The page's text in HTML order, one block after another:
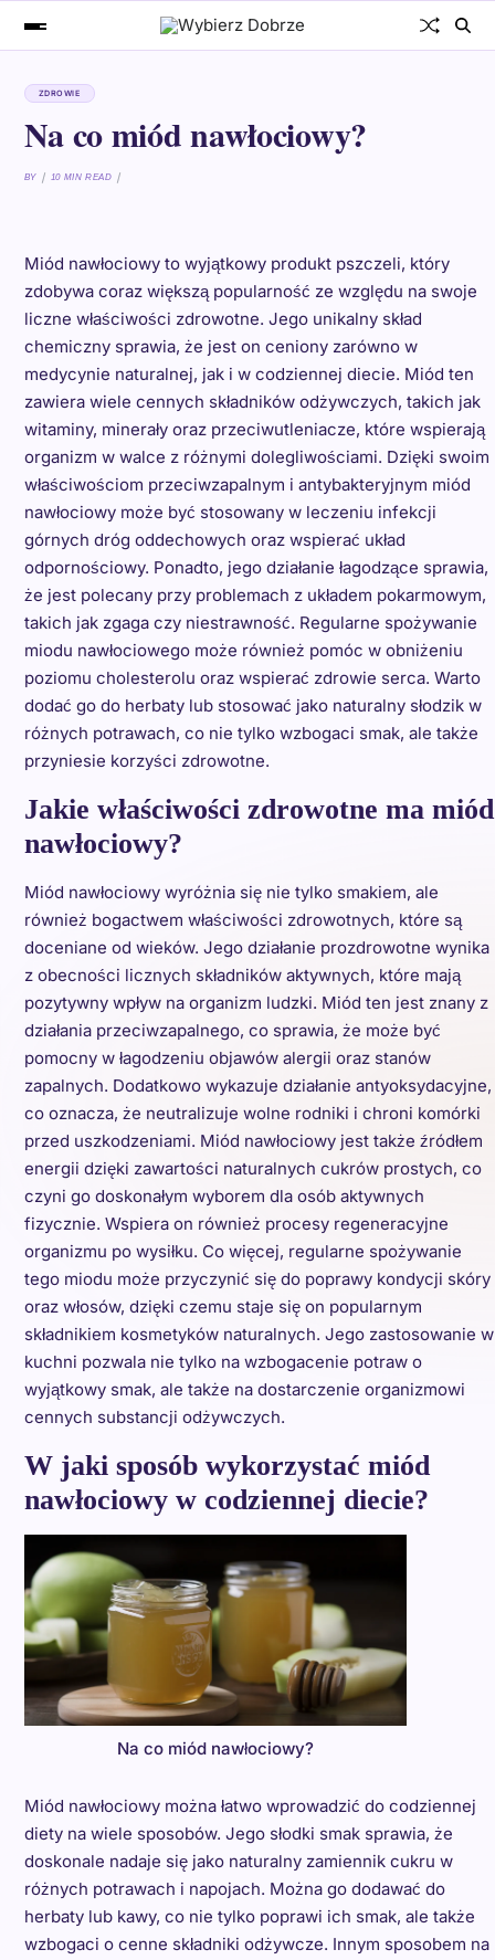
ZDROWIE
Na co miód nawłociowy?
BY 10 MIN READ
Miód nawłociowy to wyjątkowy produkt pszczeli, który
zdobywa coraz większą popularność ze względu na swoje
liczne właściwości zdrowotne. Jego unikalny skład
chemiczny sprawia, że jest on ceniony zarówno w
medycynie naturalnej, jak i w codziennej diecie. Miód ten
zawiera wiele cennych składników odżywczych, takich jak
witaminy, minerały oraz przeciwutleniacze, które wspierają
organizm w walce z różnymi dolegliwościami. Dzięki swoim
właściwościom przeciwzapalnym i antybakteryjnym miód
nawłociowy może być stosowany w leczeniu infekcji
górnych dróg oddechowych oraz wspierać układ
odpornościowy. Ponadto, jego działanie łagodzące sprawia,
że jest polecany przy problemach z układem pokarmowym,
takich jak zgaga czy niestrawność. Regularne spożywanie
miodu nawłociowego może również pomóc w obniżeniu
poziomu cholesterolu oraz wspierać zdrowie serca. Warto
dodać go do herbaty lub stosować jako naturalny słodzik w
różnych potrawach, co nie tylko wzbogaci smak, ale także
przyniesie korzyści zdrowotne.
Jakie właściwości zdrowotne ma miód
nawłociowy?
Miód nawłociowy wyróżnia się nie tylko smakiem, ale
również bogactwem właściwości zdrowotnych, które są
doceniane od wieków. Jego działanie prozdrowotne wynika
z obecności licznych składników aktywnych, które mają
pozytywny wpływ na organizm ludzki. Miód ten jest znany z
działania przeciwzapalnego, co sprawia, że może być
pomocny w łagodzeniu objawów alergii oraz stanów
zapalnych. Dodatkowo wykazuje działanie antyoksydacyjne,
co oznacza, że neutralizuje wolne rodniki i chroni komórki
przed uszkodzeniami. Miód nawłociowy jest także źródłem
energii dzięki zawartości naturalnych cukrów prostych, co
czyni go doskonałym wyborem dla osób aktywnych
fizycznie. Wspiera on również procesy regeneracyjne
organizmu po wysiłku. Co więcej, regularne spożywanie
tego miodu może przyczynić się do poprawy kondycji skóry
oraz włosów, dzięki czemu staje się on popularnym
składnikiem kosmetyków naturalnych. Jego zastosowanie w
kuchni pozwala nie tylko na wzbogacenie potraw o
wyjątkowy smak, ale także na dostarczenie organizmowi
cennych substancji odżywczych.
W jaki sposób wykorzystać miód
nawłociowy w codziennej diecie?
Na co miód nawłociowy?
Miód nawłociowy można łatwo wprowadzić do codziennej
diety na wiele sposobów. Jego słodki smak sprawia, że
doskonale nadaje się jako naturalny zamiennik cukru w
różnych potrawach i napojach. Można go dodawać do
herbaty lub kawy, co nie tylko poprawi ich smak, ale także
wzbogaci o cenne składniki odżywcze. Innym sposobem na